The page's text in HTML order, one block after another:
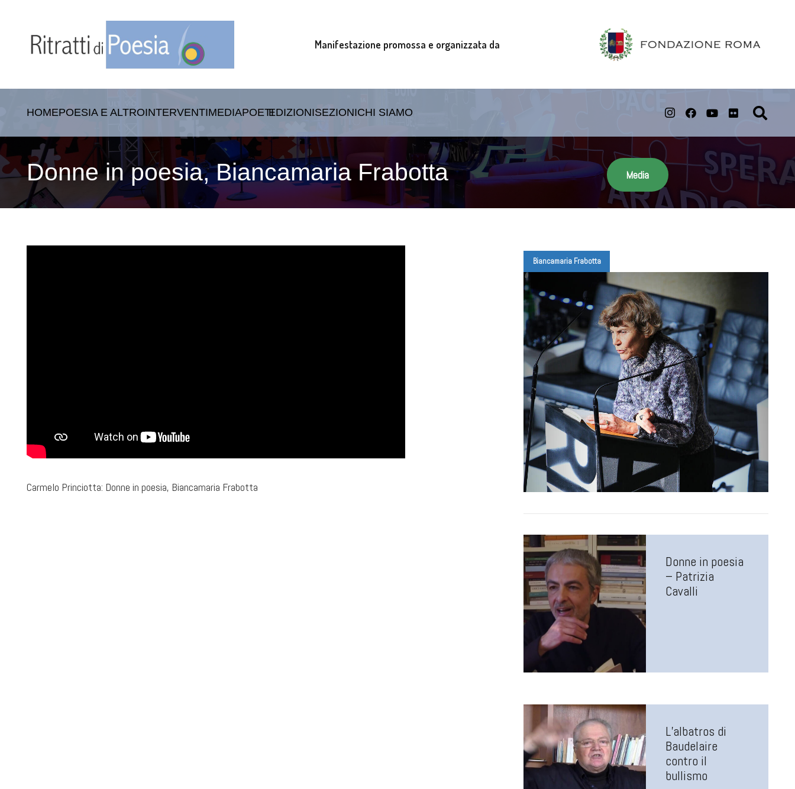
Manifestazione promossa e organizzata da
HOMEPOESIA E ALTROINTERVENTIMEDIAPOETIEDIZIONISEZIONICHI SIAMO
Donne in poesia, Biancamaria Frabotta Media
Carmelo Princiotta: Donne in poesia, Biancamaria Frabotta
Biancamaria Frabotta
Donne in poesia
– Patrizia
Cavalli
L’albatros di
Baudelaire
contro il
bullismo